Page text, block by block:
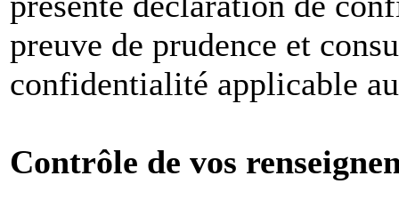
preuve de prudence et
confidentialité applicable
Contrôle de vos